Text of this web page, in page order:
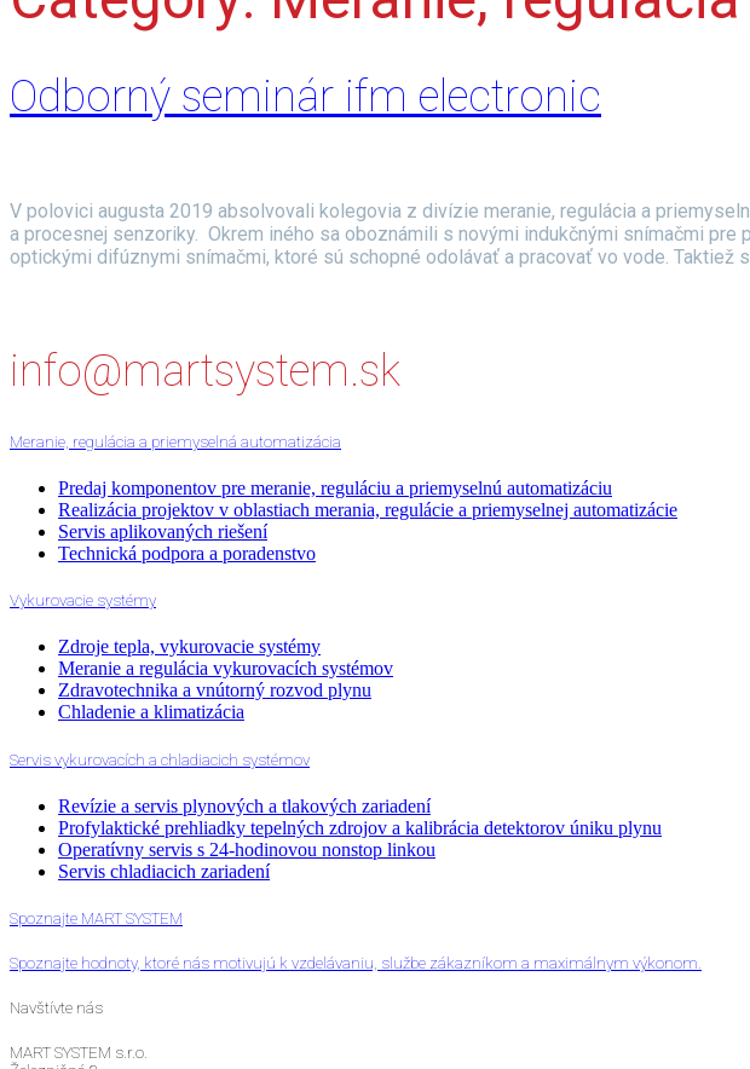
Odborný seminár ifm electronic
V polovici augusta 2019 absolvovali kolegovia z divízie meranie, regulácia a
a procesnej senzoriky. Okrem iného sa oboznámili s novými indukčnými snímačmi
optickými difúznymi snímačmi, ktoré sú schopné odolávať a pracovať vo vode. Taktiež
info@martsystem.sk
Meranie, regulácia a priemyselná automatizácia
Predaj komponentov pre meranie, reguláciu a priemyselnú automatizáciu
Realizácia projektov v oblastiach merania, regulácie a priemyselnej automatizácie
Servis aplikovaných riešení
Technická podpora a poradenstvo
Vykurovacie systémy
Zdroje tepla, vykurovacie systémy
Meranie a regulácia vykurovacích systémov
Zdravotechnika a vnútorný rozvod plynu
Chladenie a klimatizácia
Servis vykurovacích a chladiacich systémov
Revízie a servis plynových a tlakových zariadení
Profylaktické prehliadky tepelných zdrojov a kalibrácia detektorov úniku plynu
Operatívny servis s 24-hodinovou nonstop linkou
Servis chladiacich zariadení
Spoznajte MART SYSTEM
Spoznajte hodnoty, ktoré nás motivujú k vzdelávaniu, službe zákazníkom a maximálnym výkonom.
Navštívte nás
MART SYSTEM s.r.o.